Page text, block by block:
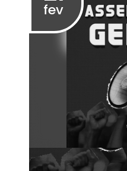
AGE: Plano de
05/11/2025 - 17:30
Eventos em
06
out